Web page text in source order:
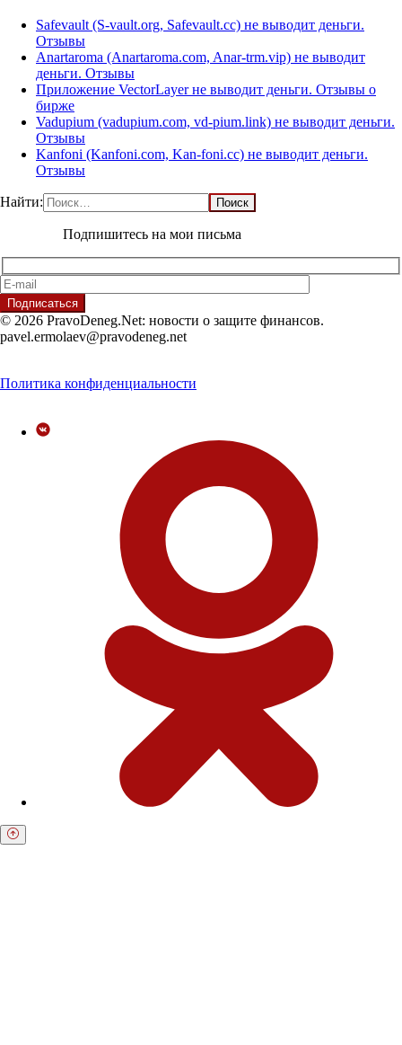
Safevault (S-vault.org, Safevault.cc) не выводит деньги.
Отзывы
Anartaroma (Anartaroma.com, Anar-trm.vip) не выводит
деньги. Отзывы
Приложение VectorLayer не выводит деньги. Отзывы о
бирже
Vadupium (vadupium.com, vd-pium.link) не выводит деньги.
Отзывы
Kanfoni (Kanfoni.com, Kan-foni.cc) не выводит деньги.
Отзывы
Найти:
Подпишитесь на мои письма
© 2026 PravoDeneg.Net: новости о защите финансов.
pavel.ermolaev@pravodeneg.net
Политика конфиденциальности